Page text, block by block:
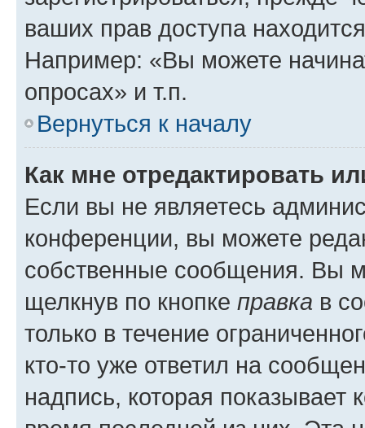
ваших прав доступа
Например: «Вы можете
опросах» и т.п.
Вернуться к началу
Как мне отредактировать
Если вы не являетесь
конференции, вы можете
собственные сообщения. Вы
щелкнув по кнопке правка в
только в течение
кто-то уже ответил на
надпись, которая показывает